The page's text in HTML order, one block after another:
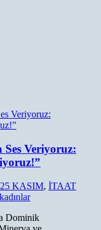
Ses Veriyoruz:
25 KASIM, İTAAT
Dominik